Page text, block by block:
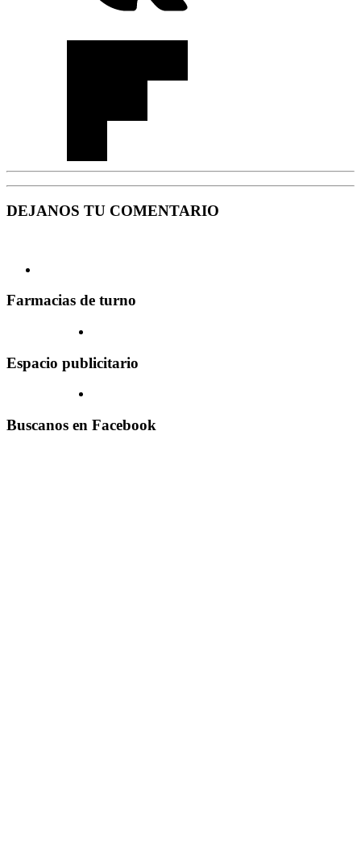
DEJANOS TU COMENTARIO
Farmacias de turno
Espacio publicitario
Buscanos en Facebook